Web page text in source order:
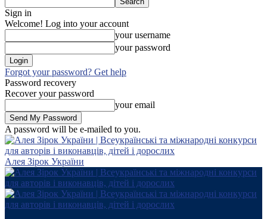
Sign in
Welcome! Log into your account
your username
your password
Forgot your password? Get help
Password recovery
Recover your password
your email
A password will be e-mailed to you.
Алея Зірок України